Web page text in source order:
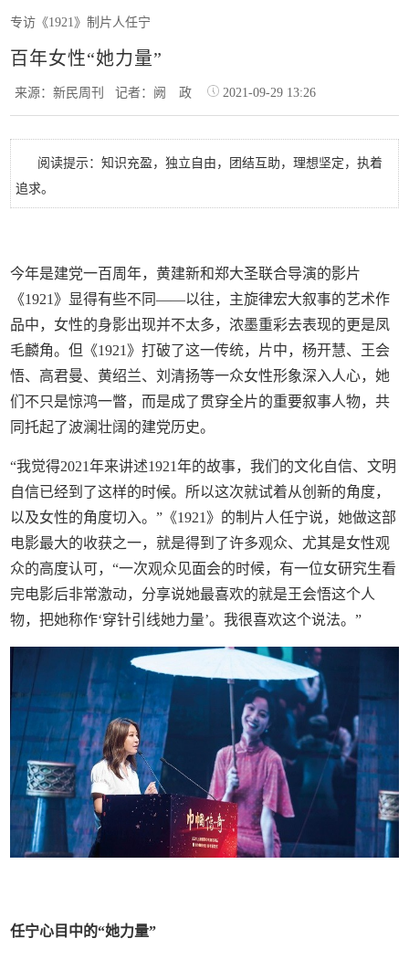
专访《1921》制片人任宁
百年女性“她力量”
来源：新民周刊记者：阙 政 2021-09-29 13:26
阅读提示：知识充盈，独立自由，团结互助，理想坚定，执着
追求。
今年是建党一百周年，黄建新和郑大圣联合导演的影片
《1921》显得有些不同——以往，主旋律宏大叙事的艺术作
品中，女性的身影出现并不太多，浓墨重彩去表现的更是凤
毛麟角。但《1921》打破了这一传统，片中，杨开慧、王会
悟、高君曼、黄绍兰、刘清扬等一众女性形象深入人心，她
们不只是惊鸿一瞥，而是成了贯穿全片的重要叙事人物，共
同托起了波澜壮阔的建党历史。
“我觉得2021年来讲述1921年的故事，我们的文化自信、文明
自信已经到了这样的时候。所以这次就试着从创新的角度，
以及女性的角度切入。”《1921》的制片人任宁说，她做这部
电影最大的收获之一，就是得到了许多观众、尤其是女性观
众的高度认可，“一次观众见面会的时候，有一位女研究生看
完电影后非常激动，分享说她最喜欢的就是王会悟这个人
物，把她称作‘穿针引线她力量’。我很喜欢这个说法。”
任宁心目中的“她力量”